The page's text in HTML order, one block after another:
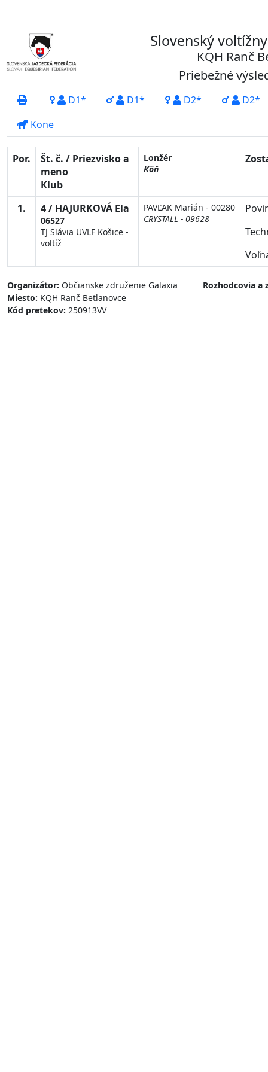
Slovenský
KQH Ranč
Priebežné
D1* D1* D2*
D2*
Kone
Por.
Št. č. / Priezvisko a
meno
Klub
Lonžér
Kôň
1. 4 / HAJURKOVÁ Ela
06527
TJ Slávia UVLF Košice -
voltíž
PAVĽAK Marián - 00280
CRYSTALL - 09628
Organizátor: Občianske združenie Galaxia
Miesto: KQH Ranč Betlanovce
Kód pretekov: 250913VV
Rozhodcovia a